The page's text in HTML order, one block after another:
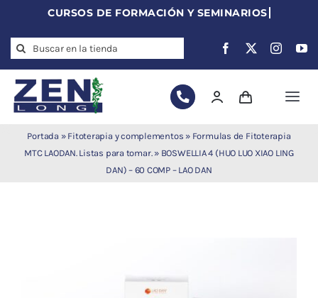
content
Search
for:
Portada » Fitoterapia y complementos » Formulas de Fitoterapia
MTC LAODAN. Listas para tomar.» BOSWELLIA 4 (HUO LUO XIAO LING
DAN) – 60 COMP – LAO DAN